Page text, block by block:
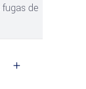
fugas de